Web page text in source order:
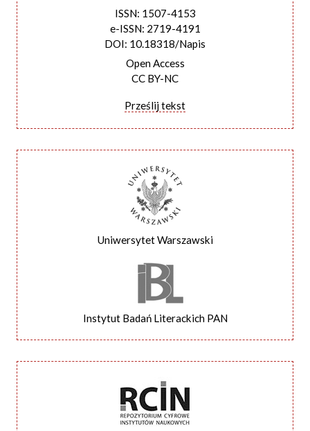
ISSN: 1507-4153
e-ISSN: 2719-4191
DOI: 10.18318/Napis
Open Access
CC BY-NC
Prześlij tekst
Uniwersytet Warszawski
Instytut Badań Literackich PAN